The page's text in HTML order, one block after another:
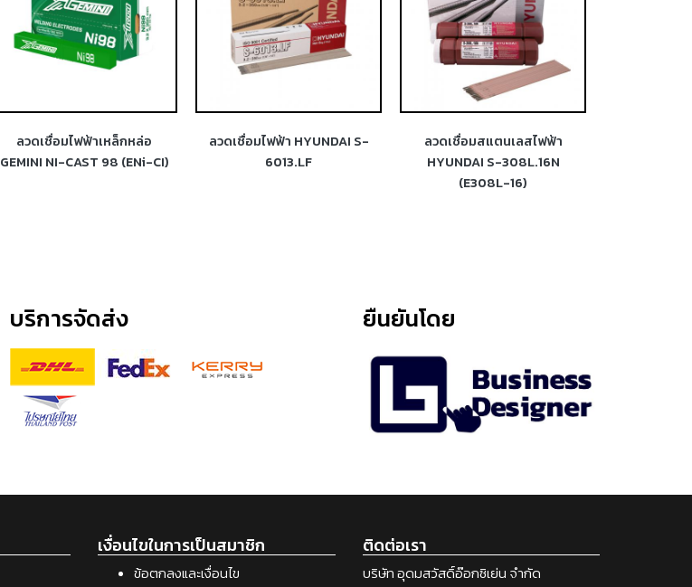
ลวดเชื่อมไฟฟ้าเหล็กหล่อ
GEMINI NI-CAST 98 (ENi-CI)
ลวดเชื่อมไฟฟ้า HYUNDAI S-
6013.LF
ลวดเชื่อมสแตนเลสไฟฟ้า
HYUNDAI S-308L.16N
(E308L-16)
บริการจัดส่ง ยืนยันโดย
เงื่อนไขในการเป็นสมาชิก
ข้อตกลงและเงื่อนไข
ติดต่อเรา
บริษัท อุดมสวัสดิ์อ๊อกซิเย่น จำกัด